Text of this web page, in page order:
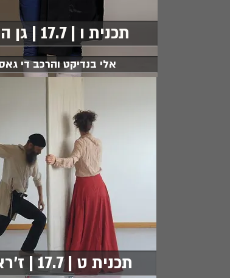
תכנית ו | 17.7 | גן הפעמון
אלי בנדיקט והרכב די
תכנית ט | 17.7 | ז'ראר בכר